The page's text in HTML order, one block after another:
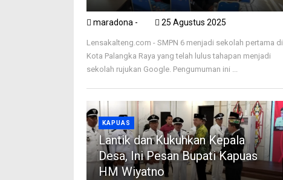
maradona - 25 Agustus 2025
Lensakalteng.com - SMPN 6 menjadi sekolah pertama di
Kota Palangka Raya yang telah lulus tahapan menjadi
sekolah rujukan Google. Pengumuman ini ...
KAPUAS
Lantik dan Kukuhkan Kepala
Desa, Ini Pesan Bupati Kapuas
HM Wiyatno